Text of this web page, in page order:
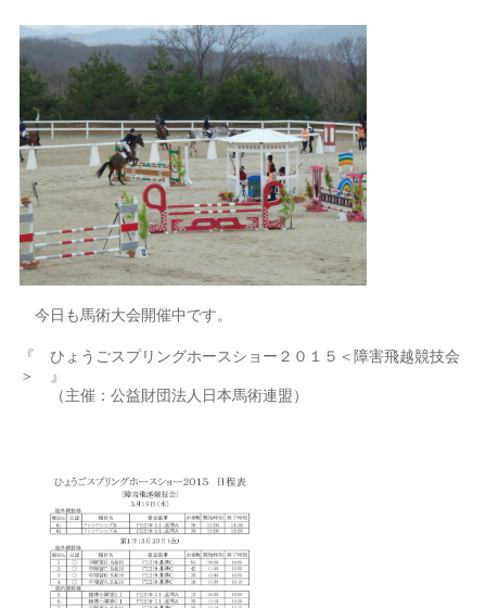
今日も馬術大会開催中です。
『 ひょうごスプリングホースショー２０１５＜障害飛越競技会
＞ 』
（主催：公益財団法人日本馬術連盟）